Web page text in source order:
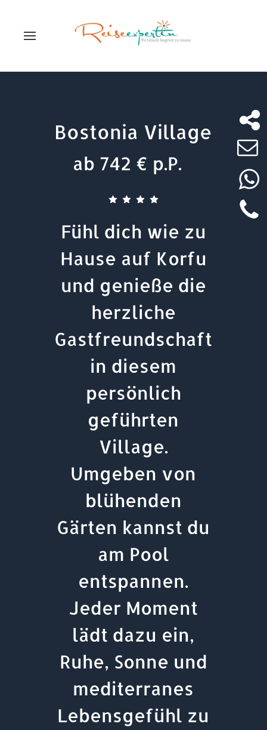
Bostonia Village
ab 742 € p.P.
Fühl dich wie zu
Hause auf Korfu
und genieße die
herzliche
Gastfreundschaft
in diesem
persönlich
geführten
Village.
Umgeben von
blühenden
Gärten kannst du
am Pool
entspannen.
Jeder Moment
lädt dazu ein,
Ruhe, Sonne und
mediterranes
Lebensgefühl zu